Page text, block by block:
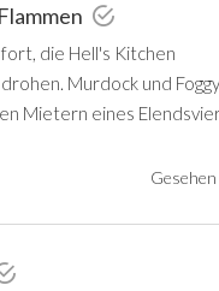
die Hell's Kitchen
Murdock und
Mietern eines